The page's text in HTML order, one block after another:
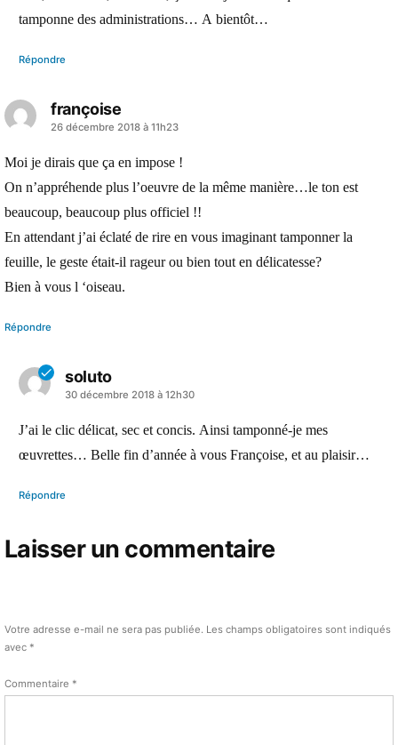
tamponne des administrations… A bientôt…
Répondre
françoise
a
dit :
26 décembre 2018 à 11h23
Moi je dirais que ça en impose !
On n’appréhende plus l’oeuvre de la même manière…le ton est
beaucoup, beaucoup plus officiel !!
En attendant j’ai éclaté de rire en vous imaginant tamponner la
feuille, le geste était-il rageur ou bien tout en délicatesse?
Bien à vous l ‘oiseau.
Répondre
soluto
a
dit :
30 décembre 2018 à 12h30
J’ai le clic délicat, sec et concis. Ainsi tamponné-je mes
œuvrettes… Belle fin d’année à vous Françoise, et au plaisir…
Répondre
Laisser un commentaire
Votre adresse e-mail ne sera pas publiée. Les champs obligatoires sont indiqués
avec *
Commentaire *